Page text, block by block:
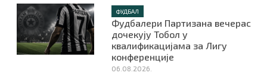
ФУДБАЛ
Фудбалери Партизана вечерас
дочекују Тобол у
квалификацијама за Лигу
конференције
06.08.2026.